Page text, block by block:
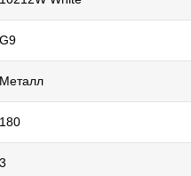
G9
Металл
180
3